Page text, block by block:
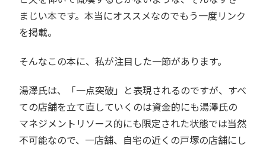
まじい本です。本当にオススメなのでもう一度リンク
を掲載。
そんなこの本に、私が注目した一節があります。
湯澤氏は、「一点突破」と表現されるのですが、すべ
ての店舗を立て直していくのは資金的にも湯澤氏の
マネジメントリソース的にも限定された状態では当然
不可能なので、一店舗、自宅の近くの戸塚の店舗にし